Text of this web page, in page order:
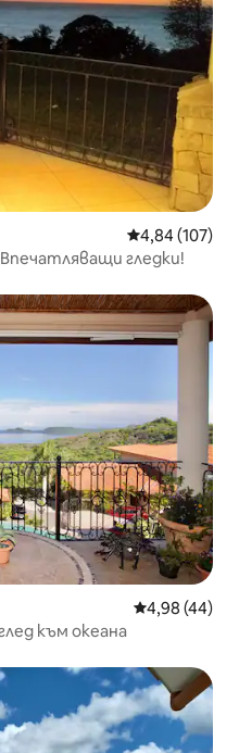
Средна
4,84 (107)
гледки!
Средна
4,98 (44)
към океана